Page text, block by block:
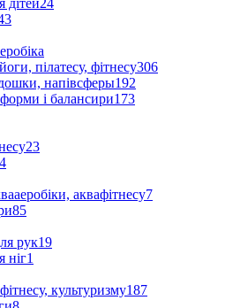
дітей24
пілатесу, фітнесу306
напівсферы192
і балансири173
23
4
аквафітнесу7
85
рук19
ніг1
культуризму187